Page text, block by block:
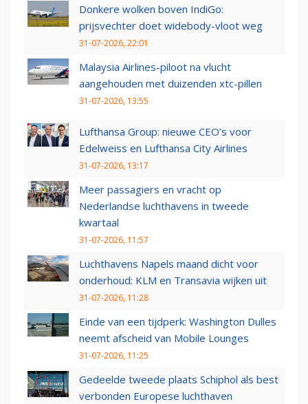
Donkere wolken boven IndiGo:
prijsvechter doet widebody-vloot weg
31-07-2026, 22:01
Malaysia Airlines-piloot na vlucht
aangehouden met duizenden xtc-pillen
31-07-2026, 13:55
Lufthansa Group: nieuwe CEO’s voor
Edelweiss en Lufthansa City Airlines
31-07-2026, 13:17
Meer passagiers en vracht op
Nederlandse luchthavens in tweede
kwartaal
31-07-2026, 11:57
Luchthavens Napels maand dicht voor
onderhoud: KLM en Transavia wijken uit
31-07-2026, 11:28
Einde van een tijdperk: Washington Dulles
neemt afscheid van Mobile Lounges
31-07-2026, 11:25
Gedeelde tweede plaats Schiphol als best
verbonden Europese luchthaven